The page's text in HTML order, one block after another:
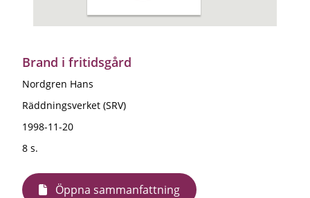
Brand i fritidsgård
Nordgren Hans
Räddningsverket (SRV)
1998-11-20
8 s.
Öppna sammanfattning